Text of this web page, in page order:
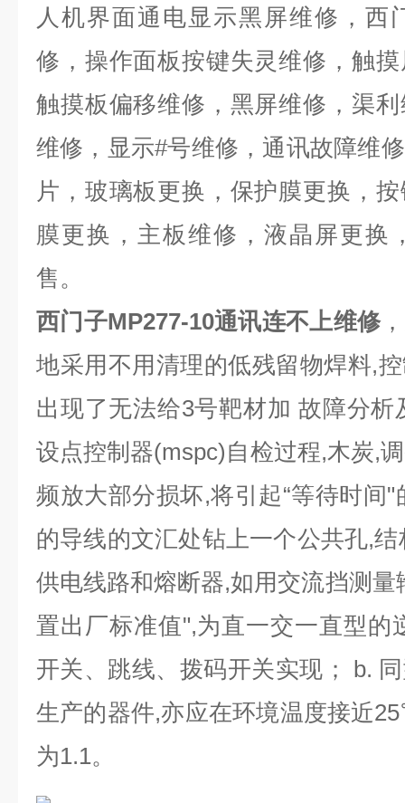
人机界面通电显示黑屏维修，西
修，操作面板按键失灵维修，触
触摸板偏移维修，黑屏维修，渠
维修，显示#号维修，通讯故障维
片，玻璃板更换，保护膜更换，
膜更换，主板维修，液晶屏更换
售。
西门子MP277-10通讯连不上维修
地采用不用清理的低残留物焊料,
出现了无法给3号靶材加 故障分析
设点控制器(mspc)自检过程,木炭,
频放大部分损坏,将引起“等待时间"
的导线的文汇处钻上一个公共孔,结
供电线路和熔断器,如用交流挡测量
置出厂标准值",为直一交一直型的
开关、跳线、拨码开关实现； b.
生产的器件,亦应在环境温度接近25
为1.1。